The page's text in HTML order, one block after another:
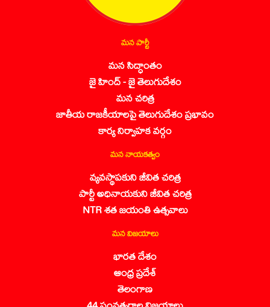
మన పార్టీ
మన సిద్ధాంతం
జై హింద్ - జై తెలుగుదేశం
మన చరిత్ర
జాతీయ రాజకీయాలపై తెలుగుదేశం ప్రభావం
కార్య నిర్వాహక వర్గం
మన నాయకత్వం
వ్యవస్థాపకుని జీవిత చరిత్ర
పార్టీ అధినాయకుని జీవిత చరిత్ర
NTR శత జయంతి ఉత్సవాలు
మన విజయాలు
భారత దేశం
ఆంధ్ర ప్రదేశ్
తెలంగాణ